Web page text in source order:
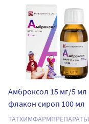
Амброксол 15 мг/5 мл
флакон сироп 100 мл
ТАТХИМФАРМПРЕПАРАТЫ